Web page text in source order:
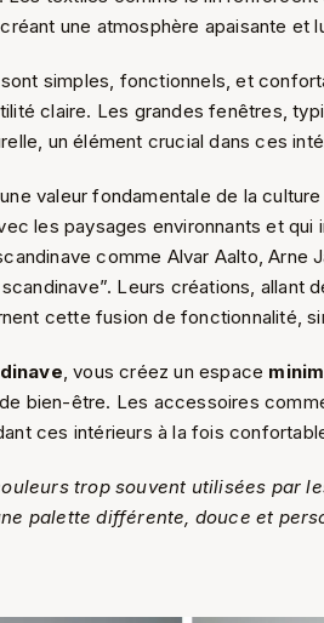
une atmosphère apaisante et
sont simples, fonctionnels, et
claire. Les grandes fenêtres,
un élément crucial dans ces
valeur fondamentale de la
les paysages environnants et qui
comme Alvar Aalto, Arne
scandinave”. Leurs créations, allant
cette fusion de fonctionnalité,
, vous créez un espace
bien-être. Les accessoires
ces intérieurs à la fois
trop souvent utilisées par
palette différente, douce et